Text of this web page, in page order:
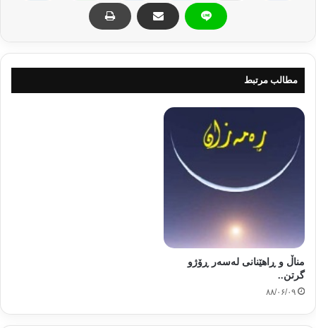
12_بەردەوام دەربڕینی تەوبەو پەشیمانی .
13_ چاكەكردن,ِرێزگرتنی دایك وباوك , سەردانی پێویست
و هەژاران ئامادە بكە .
16_ هیمەت بەرزی و پێشبركێ لە خواپەرستی
كردن
17_خەتمی قورئان زیاتر لە جارێك وە هەوڵ دان بۆ لەبەر كردنی .
18_رۆژانە ئەم زیكرانە بكە كە 5000 ( 1000 جار استغفراللە.1000لا الە الا اللە
مطالب مرتبط
مناڵ و ڕاهێنانی له‌سه‌ر ڕۆژو
گرتن..
۸۸/۰۶/۰۹